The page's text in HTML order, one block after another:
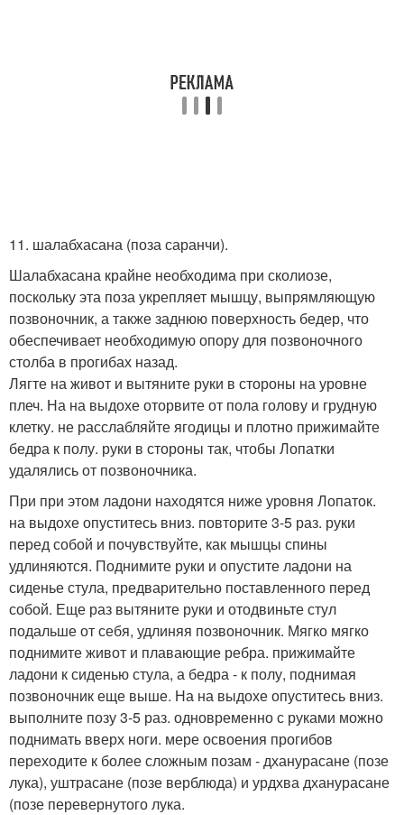
11. шалабхасана (поза саранчи).
Шалабхасана крайне необходима при сколиозе,
поскольку эта поза укрепляет мышцу, выпрямляющую
позвоночник, а также заднюю поверхность бедер, что
обеспечивает необходимую опору для позвоночного
столба в прогибах назад.
Лягте на живот и вытяните руки в стороны на уровне
плеч. На на выдохе оторвите от пола голову и грудную
клетку. не расслабляйте ягодицы и плотно прижимайте
бедра к полу. руки в стороны так, чтобы Лопатки
удалялись от позвоночника.
При при этом ладони находятся ниже уровня Лопаток.
на выдохе опуститесь вниз. повторите 3-5 раз. руки
перед собой и почувствуйте, как мышцы спины
удлиняются. Поднимите руки и опустите ладони на
сиденье стула, предварительно поставленного перед
собой. Еще раз вытяните руки и отодвиньте стул
подальше от себя, удлиняя позвоночник. Мягко мягко
поднимите живот и плавающие ребра. прижимайте
ладони к сиденью стула, а бедра - к полу, поднимая
позвоночник еще выше. На на выдохе опуститесь вниз.
выполните позу 3-5 раз. одновременно с руками можно
поднимать вверх ноги. мере освоения прогибов
переходите к более сложным позам - дханурасане (позе
лука), уштрасане (позе верблюда) и урдхва дханурасане
(позе перевернутого лука.